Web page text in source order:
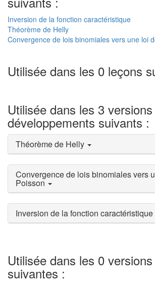
Inversion de la fonction caractéristique
Théorème de Helly
Convergence de lois binomiales vers une loi
Utilisée dans les 0 leçons
Utilisée dans les 3
développements suivants :
Théorème de Helly
Convergence de lois binomiales vers
Poisson
Inversion de la fonction caractéristique
Utilisée dans les 0
suivantes :